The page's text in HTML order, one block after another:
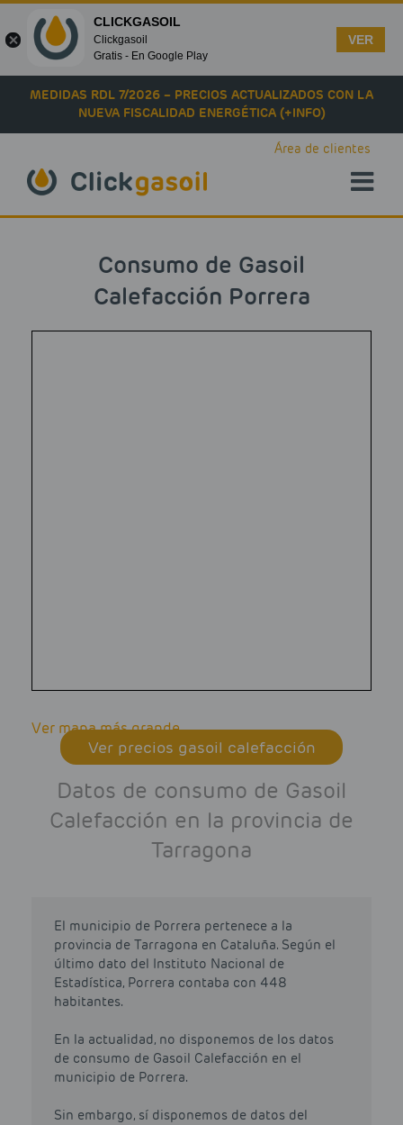
Skip to main content
MEDIDAS RDL 7/2026 – PRECIOS ACTUALIZADOS CON LA
NUEVA FISCALIDAD ENERGÉTICA (+INFO)
Área de clientes
Consumo de Gasoil
Calefacción Porrera
Ver mapa más grande
Ver precios gasoil calefacción
Datos de consumo de Gasoil
Calefacción en la provincia de
Tarragona
El municipio de Porrera pertenece a la
provincia de Tarragona en Cataluña. Según el
último dato del Instituto Nacional de
Estadística, Porrera contaba con 448
habitantes.
En la actualidad, no disponemos de los datos
de consumo de Gasoil Calefacción en el
municipio de Porrera.
Sin embargo, sí disponemos de datos del
CLICKGASOIL
Clickgasoil
Gratis - En Google Play
VER